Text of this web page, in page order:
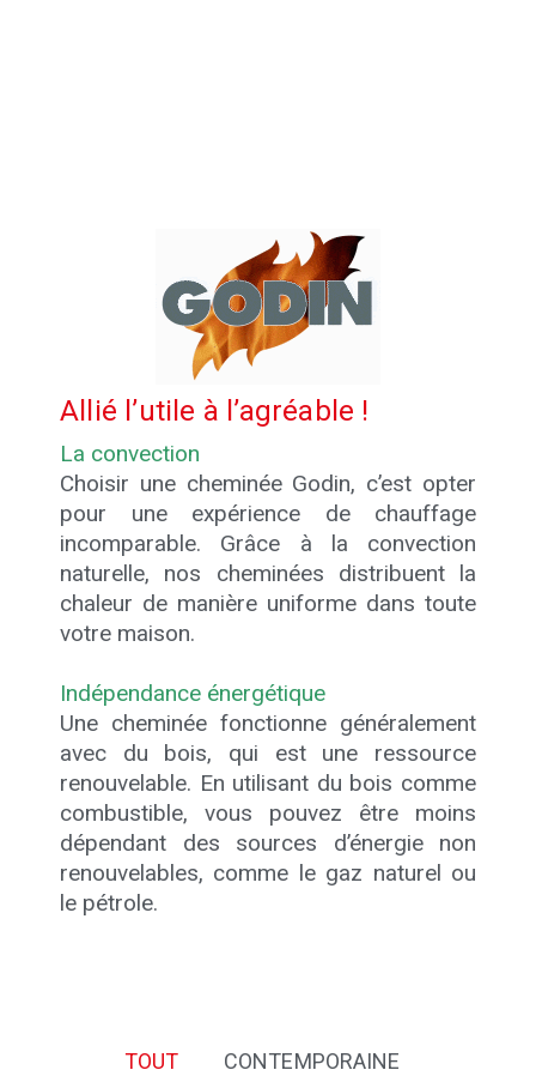
Allié l’utile à l’agréable !
La convection
Choisir une cheminée Godin, c’est opter
pour une expérience de chauffage
incomparable. Grâce à la convection
naturelle, nos cheminées distribuent la
chaleur de manière uniforme dans toute
votre maison.
Indépendance énergétique
Une cheminée fonctionne généralement
avec du bois, qui est une ressource
renouvelable. En utilisant du bois comme
combustible, vous pouvez être moins
dépendant des sources d’énergie non
renouvelables, comme le gaz naturel ou
le pétrole.
TOUT
CONTEMPORAINE